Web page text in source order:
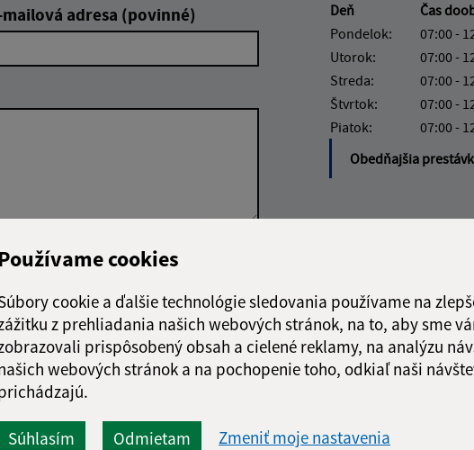
cookies
cookie a ďalšie technológie sledovania používame na
z prehliadania našich webových stránok, na to, aby sme
prispôsobený obsah a cielené reklamy, na analýzu
webových stránok a na pochopenie toho, odkiaľ naši
Súhlasím Odmietam Zmeniť moje nastavenia
mailová adresa (povinné)
Odoslať správu
Deň Čas
Pondelok:
07:00 -
Utorok:
07:00 -
Streda:
07:00 -
Štvrtok:
07:00 -
Piatok:
07:00 -
Obedňajšia